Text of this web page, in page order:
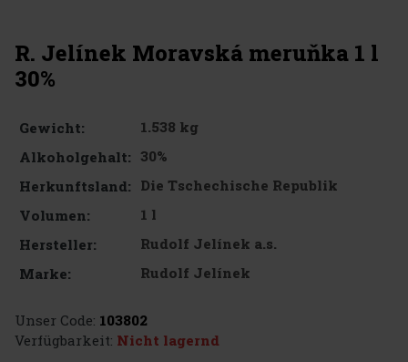
R. Jelínek Moravská meruňka 1 l
30%
Gewicht:
1.538 kg
Alkoholgehalt: 30%
Herkunftsland: Die Tschechische Republik
Volumen:
1 l
Hersteller:
Rudolf Jelínek a.s.
Marke:
Rudolf Jelínek
Unser Code: 103802
Verfügbarkeit: Nicht lagernd